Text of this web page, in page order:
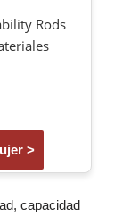
Rods
>
capacidad